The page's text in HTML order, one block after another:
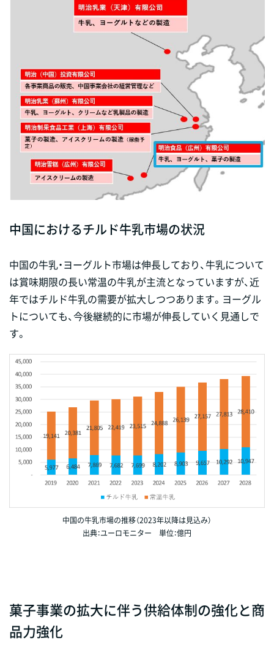
中国におけるチルド牛乳市場の状況
中国の牛乳・ヨーグルト市場は伸長しており、牛乳について
は賞味期限の長い常温の牛乳が主流となっていますが、近
年ではチルド牛乳の需要が拡大しつつあります。ヨーグル
トについても、今後継続的に市場が伸長していく見通しで
す。
中国の牛乳市場の推移（2023年以降は見込み）
出典：ユーロモニター 単位：億円
菓子事業の拡大に伴う供給体制の強化と商
品力強化